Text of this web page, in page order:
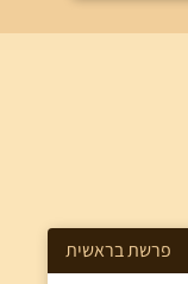
פרשתבראשית